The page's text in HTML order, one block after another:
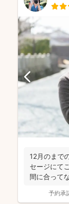
12月のまで
セージにて
間に合って
予約承